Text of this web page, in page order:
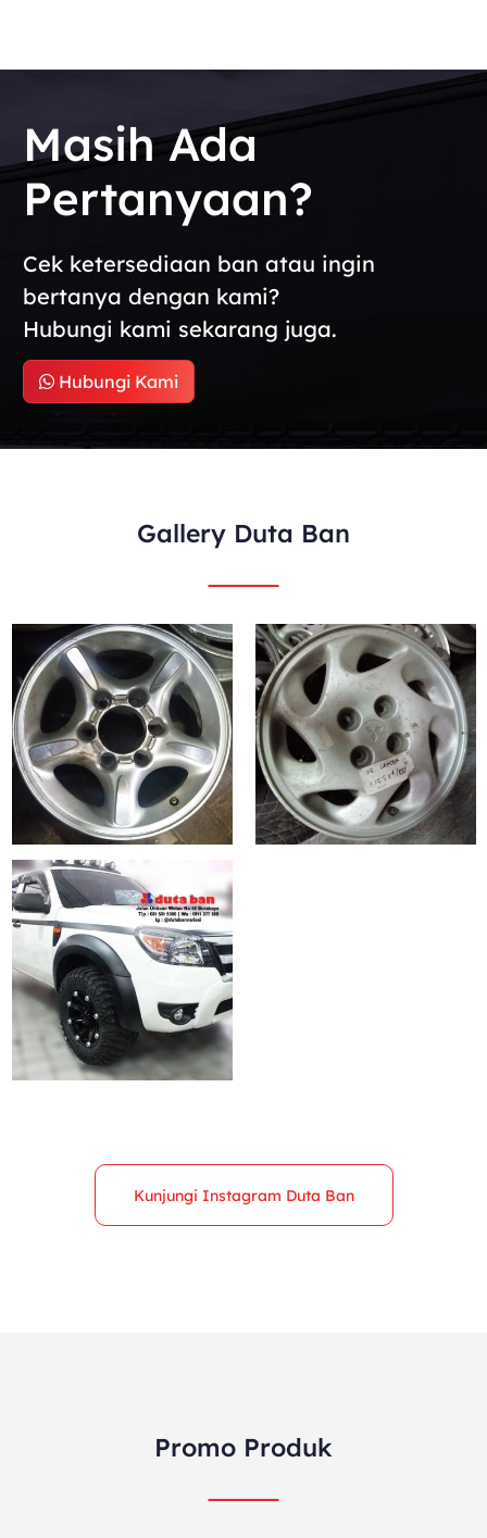
Masih Ada
Pertanyaan?
Cek ketersediaan ban atau ingin
bertanya dengan kami?
Hubungi kami sekarang juga.
Hubungi Kami
Gallery Duta Ban
Kunjungi Instagram Duta Ban
Promo Produk